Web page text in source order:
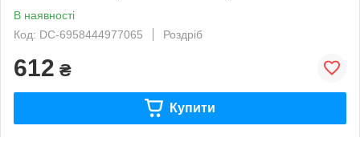
В наявності
Код: DC-6958444977065
Роздріб
612 ₴
Купити